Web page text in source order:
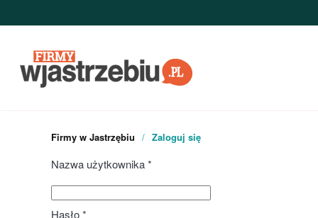
Firmy w Jastrzębiu Zaloguj się
Nazwa użytkownika*
Hasło*